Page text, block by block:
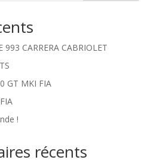
993 CARRERA CABRIOLET
GT MKI FIA
!
récents